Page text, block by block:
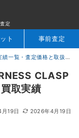
定
ト 事前査定
取扱アイテムを公開｜ブランド買取専門店LIFE
CLASP
取実績
19日 2026年4月19日